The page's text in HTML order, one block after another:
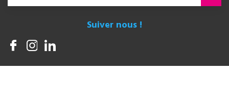
Suiver nous !